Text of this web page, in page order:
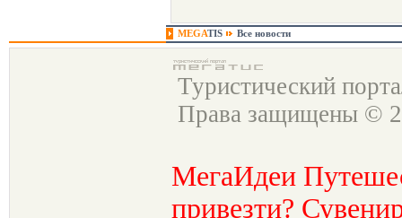
MEGATIS Все новости
Туристический
Права защищены ©
МегаИдеи
привезти?